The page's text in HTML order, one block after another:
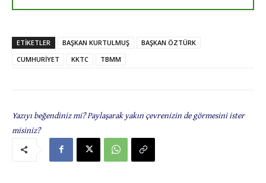
ETIKETLER BAŞKAN KURTULMUŞ
BAŞKAN ÖZTÜRK
CUMHURİYET
KKTC TBMM
Yazıyı beğendiniz mi? Paylaşarak yakın çevrenizin de görmesini ister
misiniz?